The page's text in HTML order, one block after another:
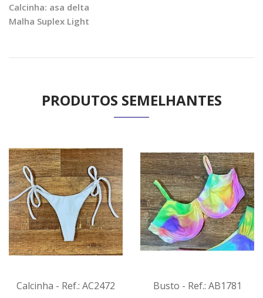
Calcinha: asa delta
Malha Suplex Light
PRODUTOS SEMELHANTES
Calcinha - Ref.: AC2472
Busto - Ref.: AB1781